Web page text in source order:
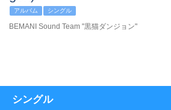
アルバム シングル
BEMANI Sound Team "黒猫ダンジョン"
シングル